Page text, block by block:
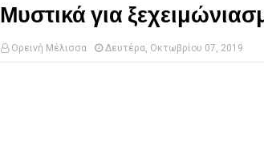
Μυστικά για
Ορεινή Μέλισσα Δευτέρα, Οκτωβρίου 07, 2019